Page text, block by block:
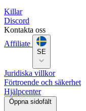
Killar
Discord
Kontakta oss
Affiliate
SE
Juridiska villkor
Förtroende och säkerhet
Hjälpcenter
Öppna sidofält